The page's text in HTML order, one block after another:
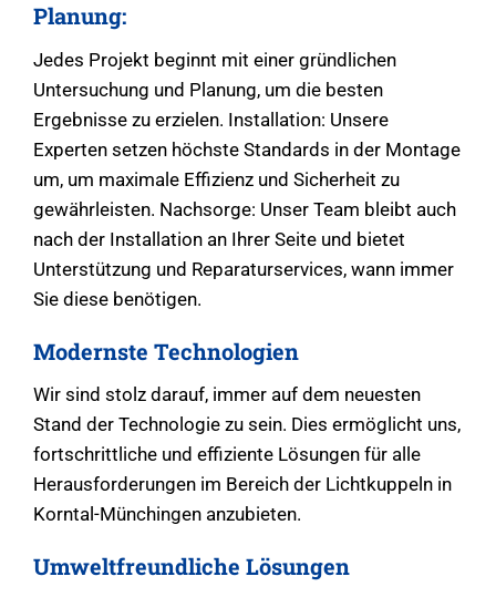
Planung:
Jedes Projekt beginnt mit einer gründlichen
Untersuchung und Planung, um die besten
Ergebnisse zu erzielen. Installation: Unsere
Experten setzen höchste Standards in der Montage
um, um maximale Effizienz und Sicherheit zu
gewährleisten. Nachsorge: Unser Team bleibt auch
nach der Installation an Ihrer Seite und bietet
Unterstützung und Reparaturservices, wann immer
Sie diese benötigen.
Modernste Technologien
Wir sind stolz darauf, immer auf dem neuesten
Stand der Technologie zu sein. Dies ermöglicht uns,
fortschrittliche und effiziente Lösungen für alle
Herausforderungen im Bereich der Lichtkuppeln in
Korntal-Münchingen anzubieten.
Umweltfreundliche Lösungen